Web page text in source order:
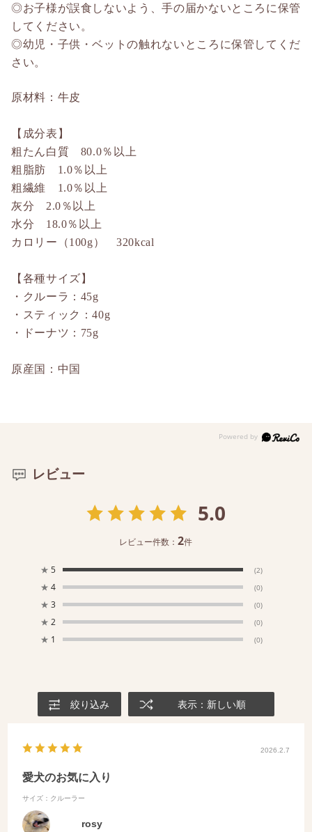
◎お子様が誤食しないよう、手の届かないところに保管
してください。
◎幼児・子供・ベットの触れないところに保管してくだ
さい。
原材料：牛皮
【成分表】
粗たん白質 80.0％以上
粗脂肪 1.0％以上
粗繊維 1.0％以上
灰分 2.0％以上
水分 18.0％以上
カロリー（100g） 320kcal
【各種サイズ】
・クルーラ：45g
・スティック：40g
・ドーナツ：75g
原産国：中国
レビュー
5.0
レビュー件数：2件
★ 5 (2)
★ 4 (0)
★ 3 (0)
★ 2 (0)
★ 1 (0)
絞り込み 表示：新しい順
2026.2.7
愛犬のお気に入り
サイズ：クルーラー
rosy